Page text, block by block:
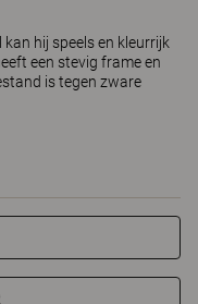
hij speels en kleurrijk
een stevig frame en
is tegen zware